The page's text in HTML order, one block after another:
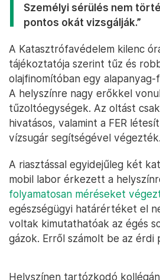
Személyi sérülés nem
pontos okát vizsgálják.”
A Katasztrófavédelem kilenc
tájékoztatója szerint tűz és
olajfinomítóban egy
A helyszínre nagy erőkkel
tűzoltóegységek. Az oltást
hivatásos, valamint a FER
vízsugár segítségével végezték.
A riasztással egyidejűleg két
mobil labor érkezett a
folyamatosan méréseket
egészségügyi határértéket el
voltak kimutathatóak az égés
gázok. Erről számolt be az érdi
Helyszínen tartózkodó